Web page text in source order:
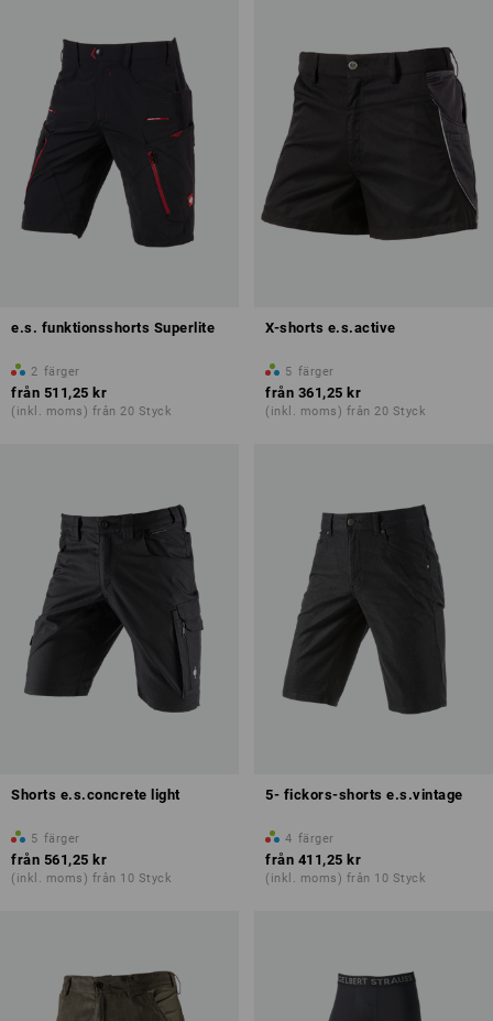
e.s. funktionsshorts Superlite
2 färger
från 511,25 kr
(inkl. moms) från 20 Styck
X-shorts e.s.active
5 färger
från 361,25 kr
(inkl. moms) från 20 Styck
Shorts e.s.concrete light
5 färger
från 561,25 kr
(inkl. moms) från 10 Styck
5- fickors-shorts e.s.vintage
4 färger
från 411,25 kr
(inkl. moms) från 10 Styck